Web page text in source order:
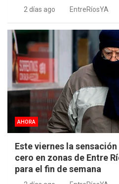
2 días ago EntreRíosYA
AHORA
Este viernes la
cero en zonas de Entre
para el fin de semana